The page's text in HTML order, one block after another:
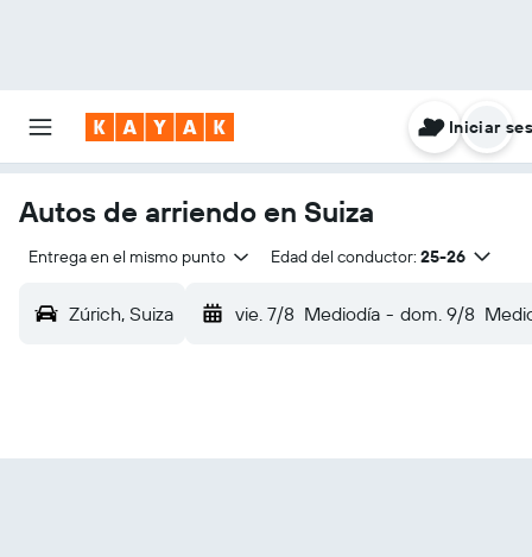
Iniciar
Autos de arriendo en Suiza
Entrega en el mismo punto Edad del conductor: 25-26
Zúrich, Suiza vie. 7/8 Mediodía - dom. 9/8